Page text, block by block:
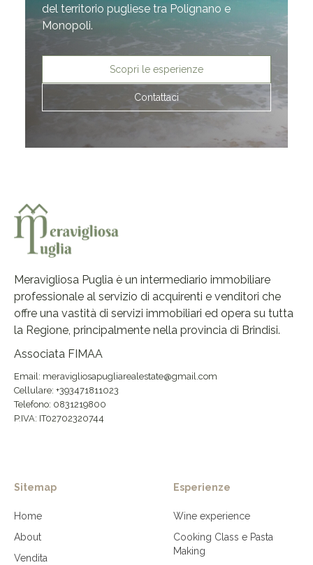
del territorio pugliese tra Polignano e
Monopoli.
Scopri le esperienze
Contattaci
Meravigliosa Puglia è un intermediario immobiliare
professionale al servizio di acquirenti e venditori che
offre una vastità di servizi immobiliari ed opera su tutta
la Regione, principalmente nella provincia di Brindisi.
Associata FIMAA
Email: meravigliosapugliarealestate@gmail.com
Cellulare: +393471811023
Telefono: 0831219800
P.IVA: IT02702320744
Sitemap
Home
About
Vendita
Esperienze
Wine experience
Cooking Class e Pasta
Making